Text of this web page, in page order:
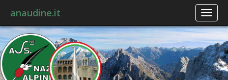
anaudine.it